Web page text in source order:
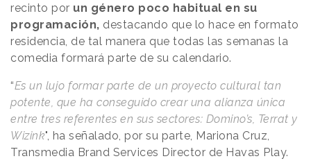
recinto por un género poco habitual en su
programación, destacando que lo hace en formato
residencia, de tal manera que todas las semanas la
comedia formará parte de su calendario.
“Es un lujo formar parte de un proyecto cultural tan
potente, que ha conseguido crear una alianza única
entre tres referentes en sus sectores: Domino’s, Terrat y
Wizink", ha señalado, por su parte, Mariona Cruz,
Transmedia Brand Services Director de Havas Play.